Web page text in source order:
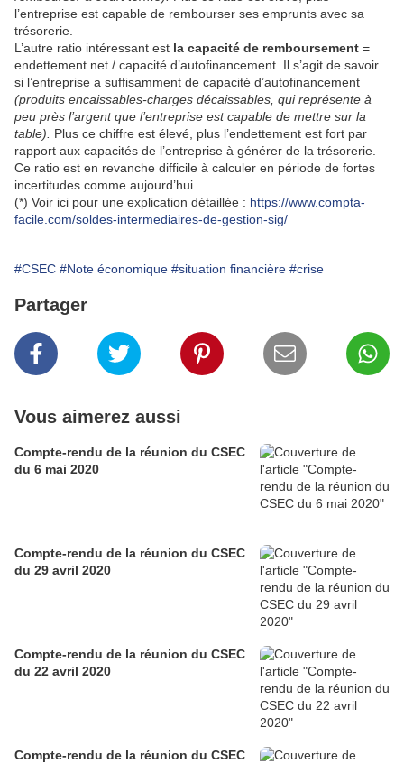
l’entreprise est capable de rembourser ses emprunts avec sa
trésorerie.
L’autre ratio intéressant est la capacité de remboursement =
endettement net / capacité d’autofinancement. Il s’agit de savoir
si l’entreprise a suffisamment de capa­cité d’autofinancement
(produits encaissables-charges décaissables, qui représente à
peu près l’argent que l’en­treprise est capable de mettre sur la
table). Plus ce chiffre est élevé, plus l’endettement est fort par
rapport aux capacités de l’entreprise à générer de la trésorerie.
Ce ratio est en revanche difficile à calculer en période de fortes
incertitudes comme aujourd’hui.
(*) Voir ici pour une explication détaillée : https://www.compta-
facile.com/soldes-intermediaires-de-gestion-sig/
#CSEC #Note économique #situation financière #crise
Partager
Vous aimerez aussi
Compte-rendu de la réunion du CSEC
du 6 mai 2020
Compte-rendu de la réunion du CSEC
du 29 avril 2020
Compte-rendu de la réunion du CSEC
du 22 avril 2020
Compte-rendu de la réunion du CSEC